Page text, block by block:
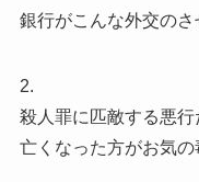
銀行がこんな外交の
2.
殺人罪に匹敵する悪行
亡くなった方がお気の